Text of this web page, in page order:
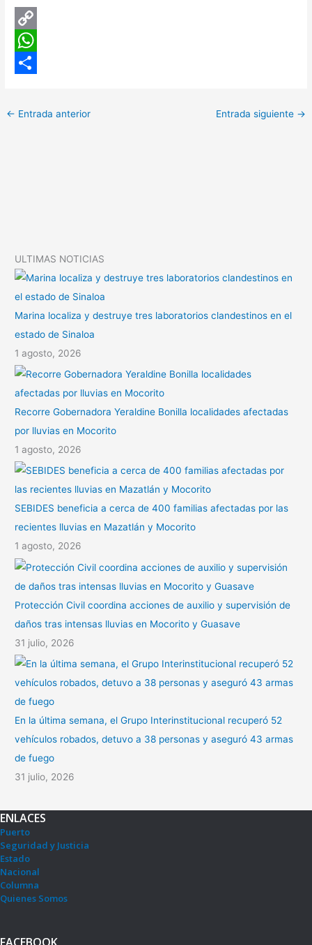
C
oW
r
← Entrada anterior Entrada siguiente →
ULTIMAS NOTICIAS
Marina localiza y destruye tres laboratorios clandestinos en el
estado de Sinaloa
1 agosto, 2026
Recorre Gobernadora Yeraldine Bonilla localidades afectadas
por lluvias en Mocorito
1 agosto, 2026
SEBIDES beneficia a cerca de 400 familias afectadas por las
recientes lluvias en Mazatlán y Mocorito
1 agosto, 2026
Protección Civil coordina acciones de auxilio y supervisión de
daños tras intensas lluvias en Mocorito y Guasave
31 julio, 2026
En la última semana, el Grupo Interinstitucional recuperó 52
vehículos robados, detuvo a 38 personas y aseguró 43 armas
de fuego
31 julio, 2026
ENLACES
Puerto
Seguridad y Justicia
Estado
Nacional
Columna
Quienes Somos